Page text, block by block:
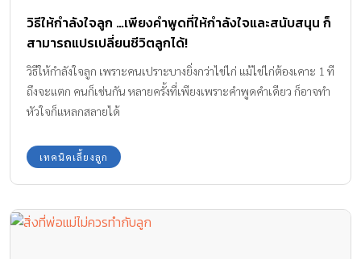
วิธีให้กำลังใจลูก …เพียงคำพูดที่ให้กำลังใจและสนับสนุน ก็
สามารถแปรเปลี่ยนชีวิตลูกได้!
วิธีให้กำลังใจลูก เพราะคนเปราะบางยิ่งกว่าไข่ไก่ แม้ไข่ไก่ต้องเคาะ 1 ที
ถึงจะแตก คนก็เช่นกัน หลายครั้งที่เพียงเพราะคำพูดคำเดียว ก็อาจทำ
หัวใจก็แหลกสลายได้
เทคนิคเลี้ยงลูก